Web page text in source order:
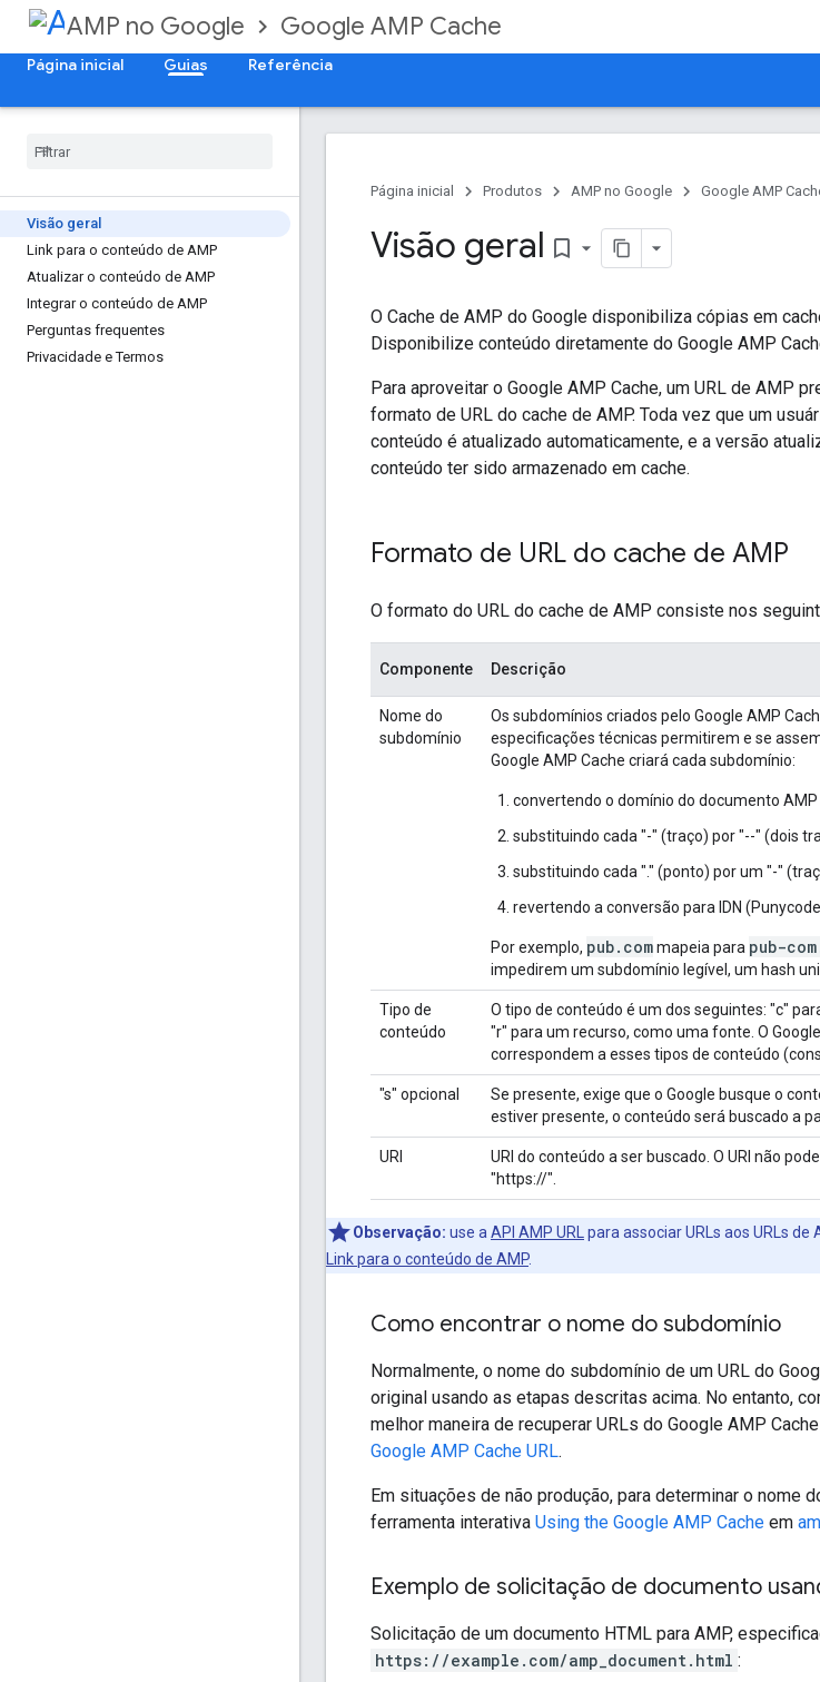
AMP no Google Google AMP Cache
Página inicial
Guias Referência
Visão geral
Link para o conteúdo de AMP
Atualizar o conteúdo de AMP
Integrar o conteúdo de AMP
Perguntas frequentes
Privacidade e Termos
Página inicial Produtos AMP no Google Google AMP
Visão geral bookmark_border
O Cache de AMP do Google disponibiliza cópias em
Disponibilize conteúdo diretamente do Google AMP
Para aproveitar o Google AMP Cache, um URL de AMP
formato de URL do cache de AMP. Toda vez que um
conteúdo é atualizado automaticamente, e a versão
conteúdo ter sido armazenado em cache.
Formato de URL do cache de AMP
O formato do URL do cache de AMP consiste nos
Componente Descrição
Nome do
subdomínio
Os subdomínios criados pelo Google AMP
especificações técnicas permitirem e se
Google AMP Cache criará cada subdomínio:
convertendo o domínio do documento AMP
substituindo cada "-" (traço) por "--" (dois
substituindo cada "." (ponto) por um "-"
revertendo a conversão para IDN
Por exemplo, pub.commapeia para pub-
impedirem um subdomínio legível, um hash
Tipo de
conteúdo
O tipo de conteúdo é um dos seguintes: "c"
"r" para um recurso, como uma fonte. O
correspondem a esses tipos de conteúdo
"s" opcional
Se presente, exige que o Google busque o
estiver presente, o conteúdo será buscado a
URI
URI do conteúdo a ser buscado. O URI não
"https://".
Observação: use a API AMP URL
para associar URLs aos URLs
Link para o conteúdo de AMP.
Como encontrar o nome do subdomínio
Normalmente, o nome do subdomínio de um URL do
original usando as etapas descritas acima. No entanto,
melhor maneira de recuperar URLs do Google AMP
Google AMP Cache URL.
Em situações de não produção, para determinar o nome
ferramenta interativa Using the Google AMP Cache em
Exemplo de solicitação de documento
Solicitação de um documento HTML para AMP,
https://example.com/amp_document.html :